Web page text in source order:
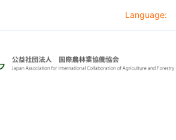
to
to
Language: